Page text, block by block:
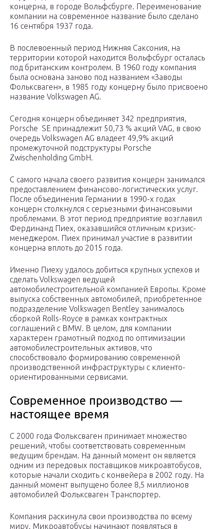
концерна, в городе Вольфсбурге. Переименование
компании на современное название было сделано
16 сентября 1937 года.
В послевоенный период Нижняя Саксония, на
территории которой находится Вольфсбург осталась
под британским контролем. В 1960 году компания
была основана заново под названием «Заводы
Фольксваген», в 1985 году концерну было присвоено
название Volkswagen AG.
Сегодня концерн объединяет 342 предприятия,
Porsche SE принадлежит 50,73 % акций VAG, в свою
очередь Volkswagen AG владеет 49,9% акций
промежуточной подструктуры Porsche
Zwischenholding GmbH.
С самого начала своего развития концерн занимался
предоставлением финансово-логистических услуг.
После объединения Германии в 1990-х годах
концерн столкнулся с серьезными финансовыми
проблемами. В этот период предприятие возглавил
Фердинанд Пиех, оказавшийся отличным кризис-
менеджером. Пиех принимал участие в развитии
концерна вплоть до 2015 года.
Именно Пиеху удалось добиться крупных успехов и
сделать Volkswagen ведущей
автомобилестроительной компанией Европы. Кроме
выпуска собственных автомобилей, приобретенное
подразделение Volkswagen Bentley занималось
сборкой Rolls-Royce в рамках контрактных
соглашений с BMW. В целом, для компании
характерен грамотный подход по оптимизации
автомобилестроительных активов, что
способствовало формированию современной
производственной инфраструктуры с клиенто-
ориентированными сервисами.
Современное производство —
настоящее время
С 2000 года Фольксваген принимает множество
решений, чтобы соответствовать современным
ведущим брендам. На данный момент он является
одним из передовых поставщиков микроавтобусов,
которые начали сходить с конвейера в 2002 году. На
данный момент выпущено более 8,5 миллионов
автомобилей Фольксваген Транспортер.
Компания раскинула свои производства по всему
миру. Микроавтобусы начинают появляться в